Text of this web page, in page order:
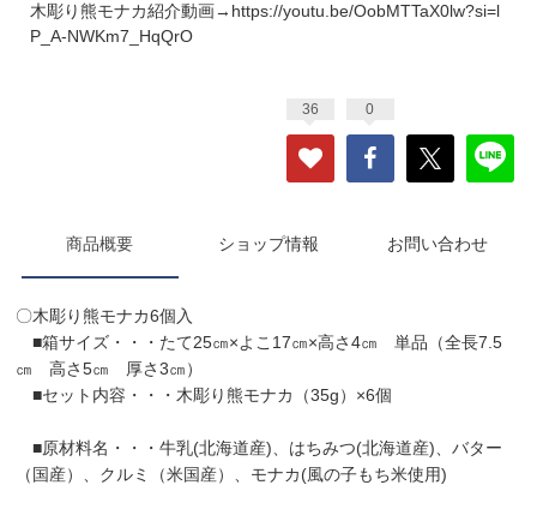
木彫り熊モナカ紹介動画→ https://youtu.be/OobMTTaX0lw?si=l
P_A-NWKm7_HqQrO
36 0
商品概要 ショップ情報 お問い合わせ
〇木彫り熊モナカ6個入
■箱サイズ・・・たて25㎝×よこ17㎝×高さ4㎝ 単品（全長7.5
㎝ 高さ5㎝ 厚さ3㎝）
■セット内容・・・木彫り熊モナカ（35g）×6個
■原材料名・・・牛乳(北海道産)、はちみつ(北海道産)、バター
（国産）、クルミ（米国産）、モナカ(風の子もち米使用)